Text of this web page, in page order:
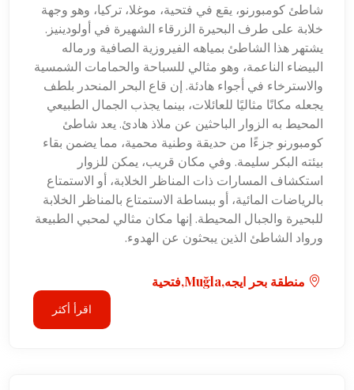
شاطئ كومبورنو، يقع في فتحية، موغلا، تركيا، وهو وجهة
خلابة على طرف البحيرة الزرقاء الشهيرة في أولودينيز.
يشتهر هذا الشاطئ بمياهه الفيروزية الصافية ورماله
البيضاء الناعمة، وهو مثالي للسباحة والحمامات الشمسية
والاسترخاء في أجواء هادئة. إن قاع البحر المنحدر بلطف
يجعله مكانًا مثاليًا للعائلات، بينما يجذب الجمال الطبيعي
المحيط به الزوار الباحثين عن ملاذ هادئ. يعد شاطئ
كومبورنو جزءًا من حديقة وطنية محمية، مما يضمن بقاء
بيئته البكر سليمة. وفي مكان قريب، يمكن للزوار
استكشاف المسارات ذات المناظر الخلابة، أو الاستمتاع
بالرياضات المائية، أو ببساطة الاستمتاع بالمناظر الخلابة
للبحيرة والجبال المحيطة. إنها مكان مثالي لمحبي الطبيعة
ورواد الشاطئ الذين يبحثون عن الهدوء.
منطقة بحر ايجه,Muğla,فتحية
اقرأ أكثر